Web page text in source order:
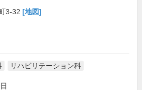
3-32 [地図]
リハビリテーション科